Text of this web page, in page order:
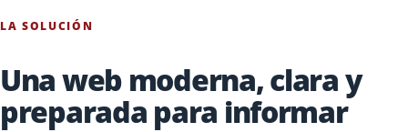
LA SOLUCIÓN
Una web moderna, clara y
preparada para informar